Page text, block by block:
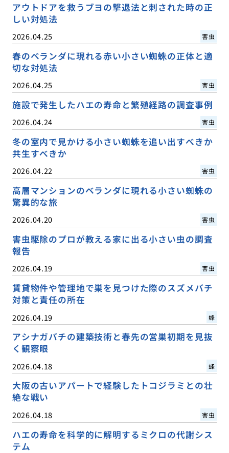
アウトドアを救うブヨの撃退法と刺された時の正
しい対処法
2026.04.25 害虫
春のベランダに現れる赤い小さい蜘蛛の正体と適
切な対処法
2026.04.25 害虫
施設で発生したハエの寿命と繁殖経路の調査事例
2026.04.24 害虫
冬の室内で見かける小さい蜘蛛を追い出すべきか
共生すべきか
2026.04.22 害虫
高層マンションのベランダに現れる小さい蜘蛛の
驚異的な旅
2026.04.20 害虫
害虫駆除のプロが教える家に出る小さい虫の調査
報告
2026.04.19 害虫
賃貸物件や管理地で巣を見つけた際のスズメバチ
対策と責任の所在
2026.04.19 蜂
アシナガバチの建築技術と春先の営巣初期を見抜
く観察眼
2026.04.18 蜂
大阪の古いアパートで経験したトコジラミとの壮
絶な戦い
2026.04.18 害虫
ハエの寿命を科学的に解明するミクロの代謝シス
テム